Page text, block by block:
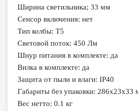
Ширина светильника; 33 мм
Сенсор включения: нет
Тип колбы: T5
Световой поток: 450 Лм
Шнур питания в комплекте: да
Вилка в комплекте: да
Защита от пыли и влаги: IP40
Габариты без упаковки: 286х23х33
Вес нетто: 0.1 кг